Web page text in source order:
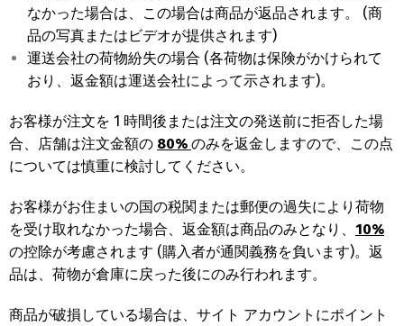
なかった場合は、この場合は商品が返品されます。 (商
品の写真またはビデオが提供されます)
運送会社の荷物紛失の場合 (各荷物は保険がかけられて
おり、返金額は運送会社によって示されます)。
お客様が注文を 1 時間後または注文の発送前に拒否した場
合、店舗は注文金額の 80% のみを返金しますので、この点
については慎重に検討してください。
お客様がお住まいの国の税関または郵便の過失により荷物
を受け取れなかった場合、返金額は商品のみとなり、 10%
の控除が考慮されます (購入者が通関義務を負います)。返
品は、荷物が倉庫に戻った後にのみ行われます。
商品が破損している場合は、サイト アカウントにポイント